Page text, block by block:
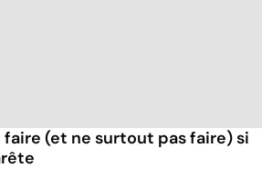
(et ne surtout pas faire) si